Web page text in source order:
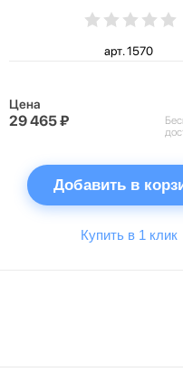
арт. 1570
Цена
29 465 ₽
Добавить в
Купить в 1 клик